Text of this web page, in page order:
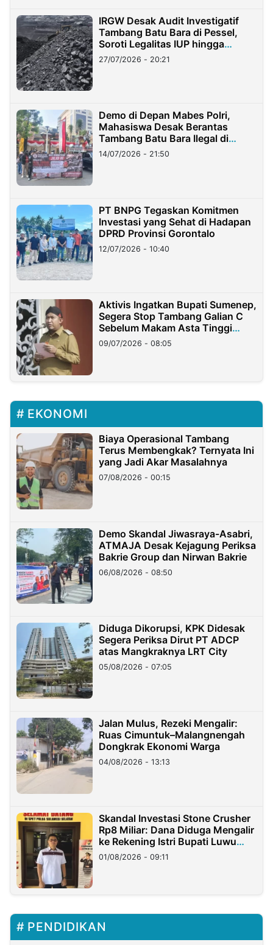
IRGW Desak Audit Investigatif
Tambang Batu Bara di Pessel,
Soroti Legalitas IUP hingga
Stockpile
27/07/2026 - 20:21
Demo di Depan Mabes Polri,
Mahasiswa Desak Berantas
Tambang Batu Bara Ilegal di
Lampung
14/07/2026 - 21:50
PT BNPG Tegaskan Komitmen
Investasi yang Sehat di Hadapan
DPRD Provinsi Gorontalo
12/07/2026 - 10:40
Aktivis Ingatkan Bupati Sumenep,
Segera Stop Tambang Galian C
Sebelum Makam Asta Tinggi
Longsor
09/07/2026 - 08:05
EKONOMI
Biaya Operasional Tambang
Terus Membengkak? Ternyata Ini
yang Jadi Akar Masalahnya
07/08/2026 - 00:15
Demo Skandal Jiwasraya-Asabri,
ATMAJA Desak Kejagung Periksa
Bakrie Group dan Nirwan Bakrie
06/08/2026 - 08:50
Diduga Dikorupsi, KPK Didesak
Segera Periksa Dirut PT ADCP
atas Mangkraknya LRT City
05/08/2026 - 07:05
Jalan Mulus, Rezeki Mengalir:
Ruas Cimuntuk–Malangnengah
Dongkrak Ekonomi Warga
04/08/2026 - 13:13
Skandal Investasi Stone Crusher
Rp8 Miliar: Dana Diduga Mengalir
ke Rekening Istri Bupati Luwu
Timur
01/08/2026 - 09:11
PENDIDIKAN